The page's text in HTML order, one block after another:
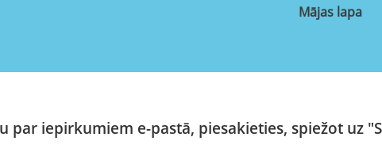
Mājas lapa
par iepirkumiem e-pastā, piesakieties, spiežot uz